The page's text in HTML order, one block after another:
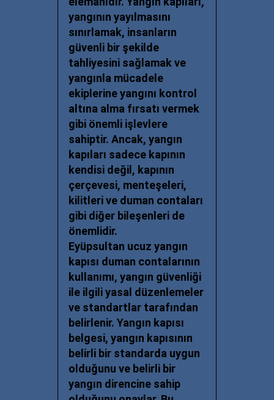
yangının yayılmasını
sınırlamak, insanların
güvenli bir şekilde
tahliyesini sağlamak ve
yangınla mücadele
ekiplerine yangını kontrol
altına alma fırsatı vermek
gibi önemli işlevlere
sahiptir. Ancak, yangın
kapıları sadece kapının
kendisi değil, kapının
çerçevesi, menteşeleri,
kilitleri ve duman contaları
gibi diğer bileşenleri de
önemlidir.
Eyüpsultan ucuz yangın
kapısı duman contalarının
kullanımı, yangın güvenliği
ile ilgili yasal düzenlemeler
ve standartlar tarafından
belirlenir. Yangın kapısı
belgesi, yangın kapısının
belirli bir standarda uygun
olduğunu ve belirli bir
yangın direncine sahip